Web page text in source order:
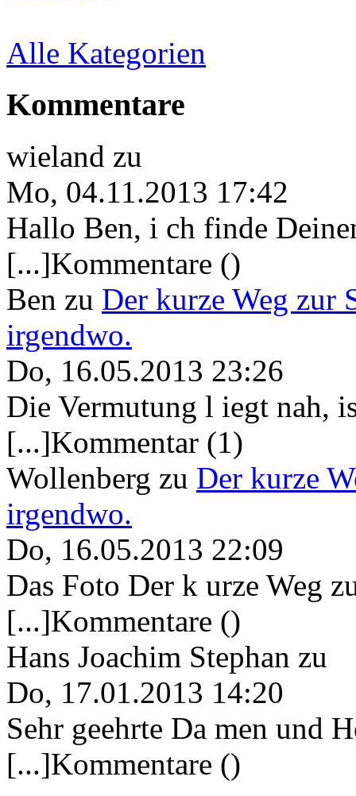
Alle Kategorien
Kommentare
wieland zu
Mo, 04.11.2013 17:42
Hallo Ben, i ch finde
[...]Kommentare ()
Ben zu Der kurze Weg zur
irgendwo.
Do, 16.05.2013 23:26
Die Vermutung l iegt nah,
[...]Kommentar (1)
Wollenberg zu Der kurze
irgendwo.
Do, 16.05.2013 22:09
Das Foto Der k urze Weg
[...]Kommentare ()
Hans Joachim Stephan zu
Do, 17.01.2013 14:20
Sehr geehrte Da men und
[...]Kommentare ()